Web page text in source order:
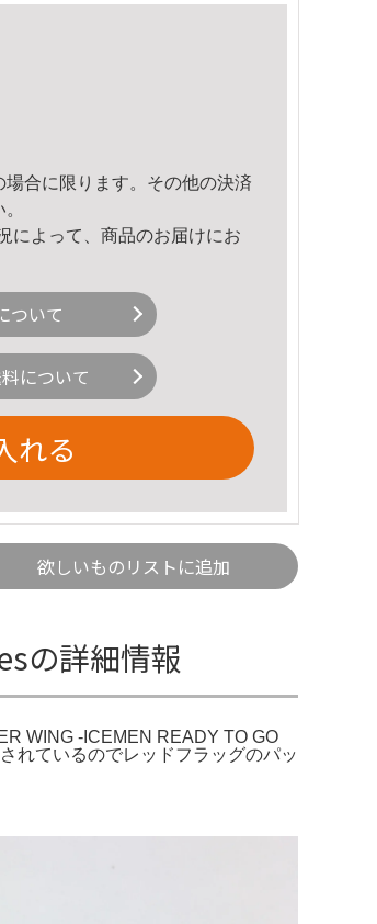
合に限ります。その他の決済
によって、商品のお届けにお
ついて
について
れる
欲しいものリストに追加
の詳細情報
WING -ICEMEN READY TO GO
れているのでレッドフラッグのパッ